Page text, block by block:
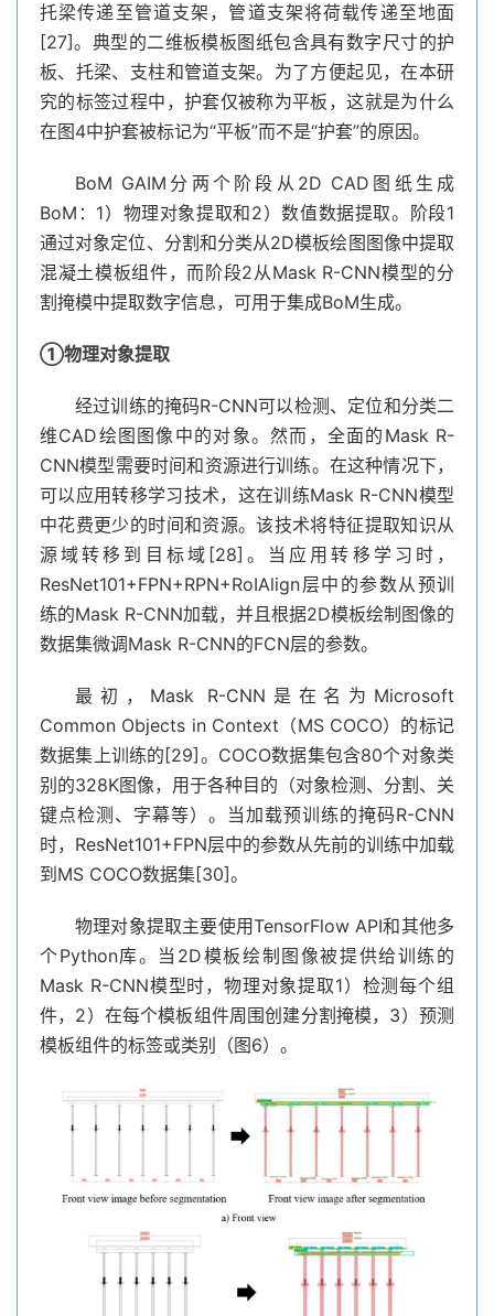
托梁传递至管道支架，管道支架将荷载传递至地面
[27]。典型的二维板模板图纸包含具有数字尺寸的护
板、托梁、支柱和管道支架。为了方便起见，在本研
究的标签过程中，护套仅被称为平板，这就是为什么
在图4中护套被标记为“平板”而不是“护套”的原因。
BoM GAIM分两个阶段从2D CAD图纸生成
BoM：1）物理对象提取和2）数值数据提取。阶段1
通过对象定位、分割和分类从2D模板绘图图像中提取
混凝土模板组件，而阶段2从Mask R-CNN模型的分
割掩模中提取数字信息，可用于集成BoM生成。
①物理对象提取
经过训练的掩码R-CNN可以检测、定位和分类二
维CAD绘图图像中的对象。然而，全面的Mask R-
CNN模型需要时间和资源进行训练。在这种情况下，
可以应用转移学习技术，这在训练Mask R-CNN模型
中花费更少的时间和资源。该技术将特征提取知识从
源域转移到目标域[28]。当应用转移学习时，
ResNet101+FPN+RPN+RoIAlign层中的参数从预训
练的Mask R-CNN加载，并且根据2D模板绘制图像的
数据集微调Mask R-CNN的FCN层的参数。
最初，Mask R-CNN是在名为Microsoft
Common Objects in Context（MS COCO）的标记
数据集上训练的[29]。COCO数据集包含80个对象类
别的328K图像，用于各种目的（对象检测、分割、关
键点检测、字幕等）。当加载预训练的掩码R-CNN
时，ResNet101+FPN层中的参数从先前的训练中加载
到MS COCO数据集[30]。
物理对象提取主要使用TensorFlow API和其他多
个Python库。当2D模板绘制图像被提供给训练的
Mask R-CNN模型时，物理对象提取1）检测每个组
件，2）在每个模板组件周围创建分割掩模，3）预测
模板组件的标签或类别（图6）。